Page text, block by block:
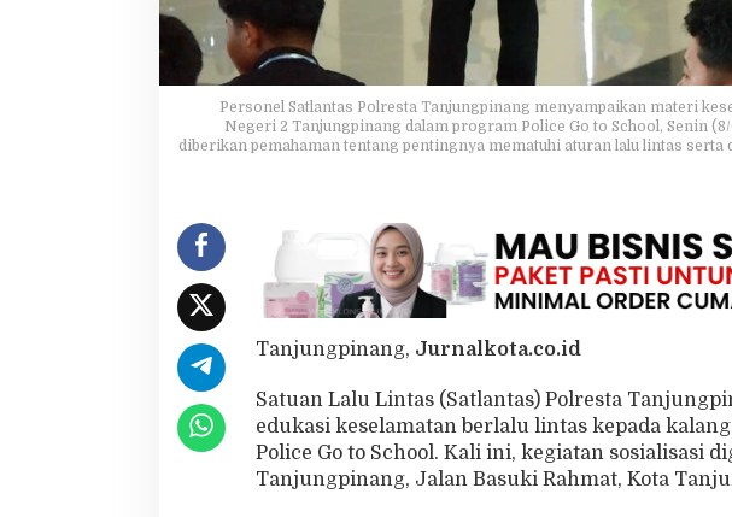
a
j
a
r
N
e
g
e
r
i
a
d
P
Personel Satlantas Polresta Tanjungpinang menyampaikan materi
Negeri 2 Tanjungpinang dalam program Police Go to School, Senin
diberikan pemahaman tentang pentingnya mematuhi aturan lalu lintas
Tanjungpinang, Jurnalkota.co.id
Satuan Lalu Lintas (Satlantas) Polresta
edukasi keselamatan berlalu lintas kepada
Police Go to School. Kali ini, kegiatan sosialisasi
Tanjungpinang, Jalan Basuki Rahmat, Kota